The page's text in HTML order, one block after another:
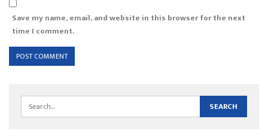
Save my name, email, and website in this browser for the next
time I comment.